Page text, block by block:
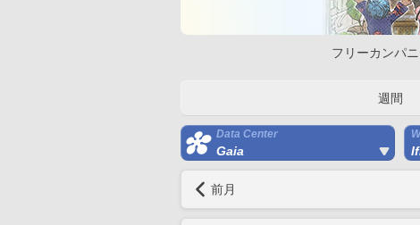
フリーカンパ
週間
Data Center
Gaia
前月